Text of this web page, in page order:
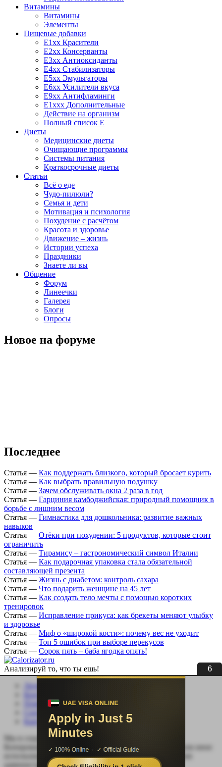
6
Витамины
Витамины
Элементы
Пищевые добавки
E1xx Красители
E2xx Консерванты
E3xx Антиоксиданты
E4xx Стабилизаторы
E5xx Эмульгаторы
E6xx Усилители вкуса
E9xx Антифламинги
E1xxx Дополнительные
Действие на организм
Полный список E
Диеты
Медицинские диеты
Очищающие программы
Системы питания
Краткосрочные диеты
Статьи
Всё о еде
Чудо-пилюли?
Семья и дети
Мотивация и психология
Похудение с расчётом
Красота и здоровье
Движение – жизнь
Истории успеха
Праздники
Знаете ли вы
Общение
Форум
Линеечки
Галерея
Блоги
Опросы
Новое на форуме
Последнее
Статья — Как поддержать близкого, который бросает курить
Статья — Как выбрать правильную подушку
Статья — Зачем обслуживать окна 2 раза в год
Статья — Гарциния камбоджийская: природный помощник в
борьбе с лишним весом
Статья — Гимнастика для дошкольника: развитие важных
навыков
Статья — Отёки при похудении: 5 продуктов, которые стоит
ограничить
Статья — Тирамису – гастрономический символ Италии
Статья — Как подарочная упаковка стала обязательной
составляющей презента
Статья — Жизнь с диабетом: контроль сахара
Статья — Что подарить женщине на 45 лет
Статья — Как создать тело мечты с помощью коротких
тренировок
Статья — Исправление прикуса: как брекеты меняют улыбку
и здоровье
Статья — Миф о «широкой кости»: почему вес не уходит
Статья — Топ 5 ошибок при выборе перекусов
Статья — Сорок пять – баба ягодка опять!
Анализируй то, что ты ешь!
Личный кабинет
Помощь сайту
Соцсети
Карта сайта
Мы в социальных сетях:
Копирование, перепечатка (целиком или частично) или иное
использование материала без письменного разрешения
администрации сайта Calorizator.ru не допускается.